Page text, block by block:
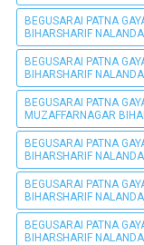
BEGUSARAI PATNA
BIHARSHARIF
BEGUSARAI PATNA
BIHARSHARIF
BEGUSARAI PATNA
MUZAFFARNAGAR
BEGUSARAI PATNA
BIHARSHARIF
BEGUSARAI PATNA
BIHARSHARIF
BEGUSARAI PATNA
BIHARSHARIF